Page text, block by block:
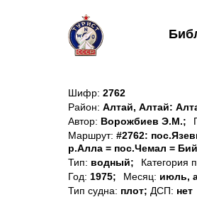
Шифр: 2762
Район: Алтай, Алтай:
Автор: Ворожбиев Э.М.;
Маршрут: #2762:
р.Алла = пос.Чемал =
Тип: водный; Категория
Год: 1975; Месяц: июль,
Тип судна: плот; ДСП: нет